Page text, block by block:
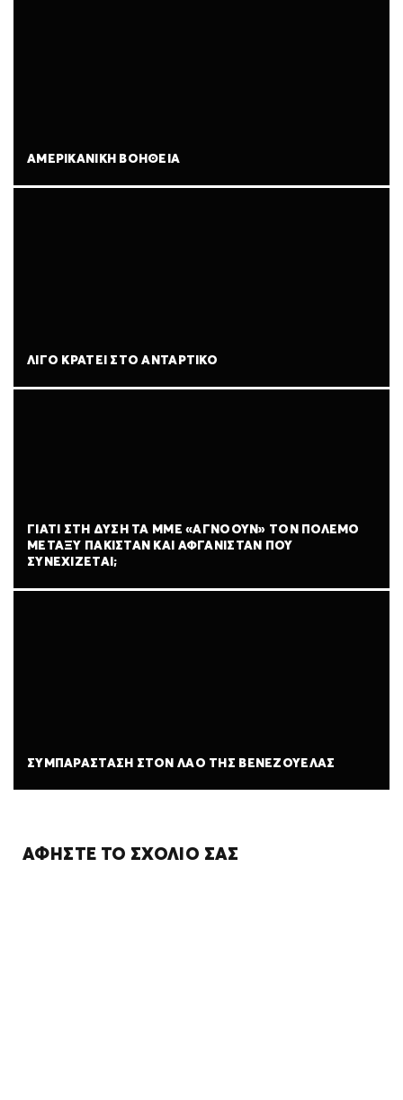
ΑΜΕΡΙΚΑΝΙΚΉ ΒΟΉΘΕΙΑ
ΛΊΓΟ ΚΡΆΤΕΙ ΣΤΟ ΑΝΤΆΡΤΙΚΟ
ΓΙΑΤΊ ΣΤΗ ΔΎΣΗ ΤΑ ΜΜΕ «ΑΓΝΟΟΎΝ» ΤΟΝ ΠΌΛΕΜΟ
ΜΕΤΑΞΎ ΠΑΚΙΣΤΆΝ ΚΑΙ ΑΦΓΑΝΙΣΤΆΝ ΠΟΥ
ΣΥΝΕΧΊΖΕΤΑΙ;
ΣΥΜΠΑΡΆΣΤΑΣΗ ΣΤΟΝ ΛΑΌ ΤΗΣ ΒΕΝΕΖΟΥΈΛΑΣ
ΑΦΉΣΤΕ ΤΟ ΣΧΌΛΙΌ ΣΑΣ